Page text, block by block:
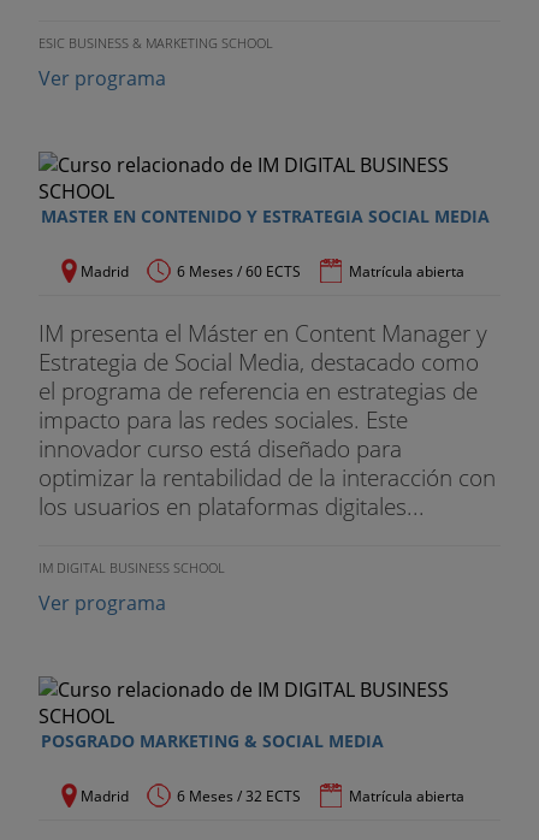
ESIC BUSINESS & MARKETING SCHOOL
Ver programa
MASTER EN CONTENIDO Y ESTRATEGIA SOCIAL MEDIA
Madrid 6 Meses / 60 ECTS Matrícula abierta
IM presenta el Máster en Content Manager y
Estrategia de Social Media, destacado como
el programa de referencia en estrategias de
impacto para las redes sociales. Este
innovador curso está diseñado para
optimizar la rentabilidad de la interacción con
los usuarios en plataformas digitales...
IM DIGITAL BUSINESS SCHOOL
Ver programa
POSGRADO MARKETING & SOCIAL MEDIA
Madrid 6 Meses / 32 ECTS Matrícula abierta